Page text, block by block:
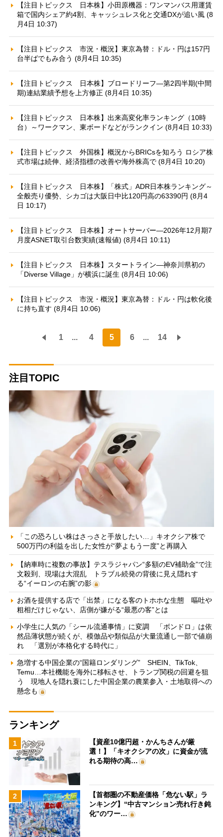
【注目トピックス 日本株】小田原機器：ワンマンバス用運賃
箱で国内シェア約4割、キャッシュレス化と交通DXが追い風 (8
月4日 10:37)
【注目トピックス 市況・概況】東京為替：ドル・円は157円
台半ばでもみ合う (8月4日 10:35)
【注目トピックス 日本株】ブロードリーフ—第2四半期(中間
期)連結業績予想を上方修正 (8月4日 10:35)
【注目トピックス 日本株】出来高変化率ランキング（10時
台）～ワークマン、東ボードなどがランクイン (8月4日 10:33)
【注目トピックス 外国株】概況からBRICsを知ろう ロシア株
式市場は続伸、経済指標の改善や海外株高で (8月4日 10:20)
【注目トピックス 日本株】「株式」ADR日本株ランキング～
全般売り優勢、シカゴは大阪日中比120円高の63390円 (8月4
日 10:17)
【注目トピックス 日本株】オートサーバー—2026年12月期7
月度ASNET取引台数実績(速報値) (8月4日 10:11)
【注目トピックス 日本株】スタートライン—神奈川県初の
「Diverse Village」が横浜に誕生 (8月4日 10:06)
【注目トピックス 市況・概況】東京為替：ドル・円は軟化後
に持ち直す (8月4日 10:06)
1 ... 4 5 6 ... 14
注目TOPIC
「この恐ろしい株はさっさと手放したい…」キオクシア株で
500万円の利益を出した女性が“夢よもう一度”と再購入
【納車時に複数の事故】テスラジャパン“多額のEV補助金”で注
文殺到、現場は大混乱 トラブル続発の背後に見え隠れす
る“イーロンの右腕”の影
お酒を提供する店で「出禁」になる客のトホホな生態 嘔吐や
粗相だけじゃない、店側が嫌がる“最悪の客”とは
小学生に人気の「シール流通事情」に変調 「ボンドロ」は依
然品薄状態が続くが、模倣品や類似品が大量流通し一部で値崩
れ 「選別が本格化する時代に」
急増する中国企業の“国籍ロンダリング” SHEIN、TikTok、
Temu…本社機能を海外に移転させ、トランプ関税の回避を狙
う 現地人を隠れ蓑にした中国企業の農業参入・土地取得への
懸念も
ランキング
1
【資産10億円超・かんちさんが厳
選！】「キオクシアの次」に資金が流
れる期待の高…
2
【首都圏の不動産価格「危ない駅」ラ
ンキング】“中古マンション売れ行き鈍
化”のワー…